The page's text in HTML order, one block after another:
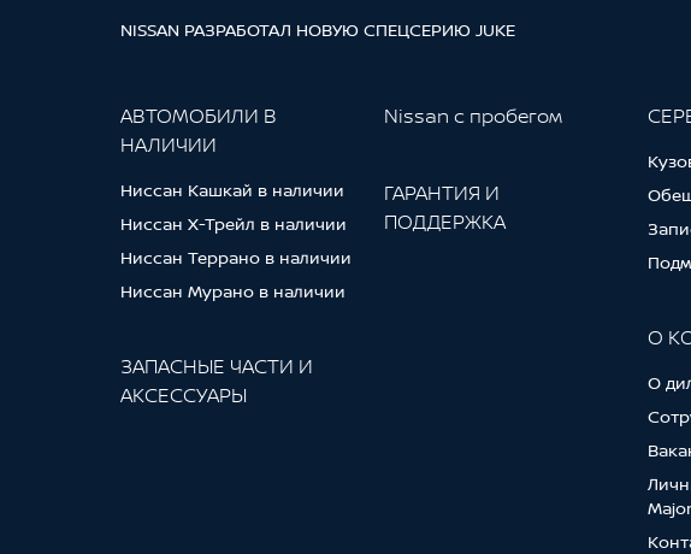
NISSAN РАЗРАБОТАЛ НОВУЮ СПЕЦСЕРИЮ JUKE
АВТОМОБИЛИ В
НАЛИЧИИ
Ниссан Кашкай в наличии
Ниссан Х-Трейл в наличии
Ниссан Террано в наличии
Ниссан Мурано в наличии
ЗАПАСНЫЕ ЧАСТИ И
АКСЕССУАРЫ
Nissan с пробегом
ГАРАНТИЯ И
ПОДДЕРЖКА
О
О